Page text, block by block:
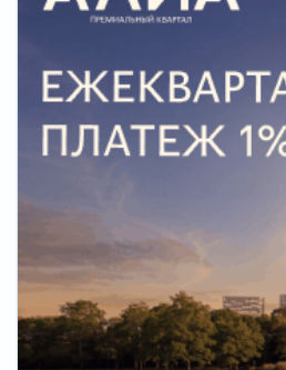
Все новостройки 3300
Блог
Черный список ЖК
Политика конфиденциальности